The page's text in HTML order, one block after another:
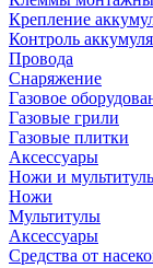
Крепление
Контроль
Провода
Снаряжение
Газовое
Газовые грили
Газовые плитки
Аксессуары
Ножи и
Ножи
Мультитулы
Аксессуары
Средства от